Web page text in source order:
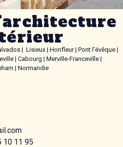
| Lisieux | Honfleur | Pont l’évêque |
| Cabourg | Merville-Franceville |
| Normandie
10 11 95